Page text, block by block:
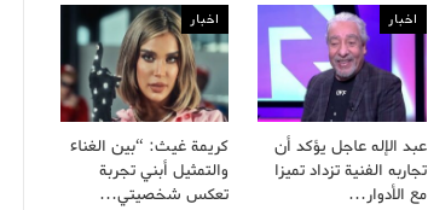
اخبار
عبد الإله عاجل يؤكد أن
تجاربه الفنية تزداد تميزا
مع الأدوار…
اخبار
كريمة غيث: “بين الغناء
والتمثيل أبني تجربة
تعكس شخصيتي…